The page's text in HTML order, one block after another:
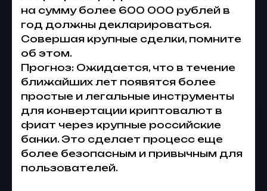
на сумму более 600 000 рублей в
год должны декларироваться.
Совершая крупные сделки, помните
об этом.
Прогноз: Ожидается, что в течение
ближайших лет появятся более
простые и легальные инструменты
для конвертации криптовалют в
фиат через крупные российские
банки. Это сделает процесс еще
более безопасным и привычным для
пользователей.